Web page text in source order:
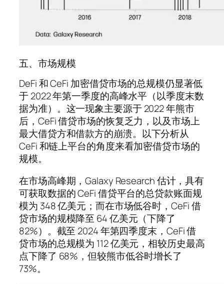
五、市场规模
DeFi 和 CeFi 加密借贷市场的总规模仍显著低
于 2022 年第一季度的高峰水平（以季度末数
据为准）。这一现象主要源于 2022 年熊市
后，CeFi 借贷市场的恢复乏力，以及市场上
最大借贷方和借款方的崩溃。以下分析从
CeFi 和链上平台的角度来看加密借贷市场的
规模。
在市场高峰期，Galaxy Research 估计，具有
可获取数据的 CeFi 借贷平台的总贷款账面规
模为 348 亿美元；而在市场低谷时，CeFi 借
贷市场的规模降至 64 亿美元（下降了
82%）。截至 2024 年第四季度末，CeFi 借
贷市场的总规模为 112 亿美元，相较历史最高
点下降了 68%，但较熊市低谷时增长了
73%。